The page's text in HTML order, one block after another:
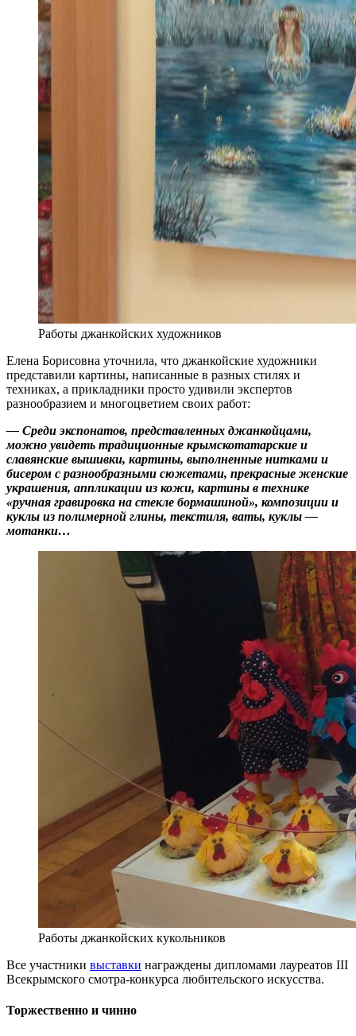
Работы джанкойских художников
Елена Борисовна уточнила, что джанкойские художники
представили картины, написанные в разных стилях и
техниках, а прикладники просто удивили экспертов
разнообразием и многоцветием своих работ:
— Среди экспонатов, представленных джанкойцами,
можно увидеть традиционные крымскотатарские и
славянские вышивки, картины, выполненные нитками и
бисером с разнообразными сюжетами, прекрасные женские
украшения, аппликации из кожи, картины в технике
«ручная гравировка на стекле бормашиной», композиции и
куклы из полимерной глины, текстиля, ваты, куклы —
мотанки…
Работы джанкойских кукольников
Все участники выставки награждены дипломами лауреатов III
Всекрымского смотра-конкурса любительского искусства.
Торжественно и чинно